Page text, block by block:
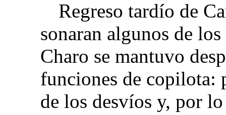
Regreso tardío de
sonaran algunos de
Charo se mantuvo
funciones de copilota:
de los desvíos y, por